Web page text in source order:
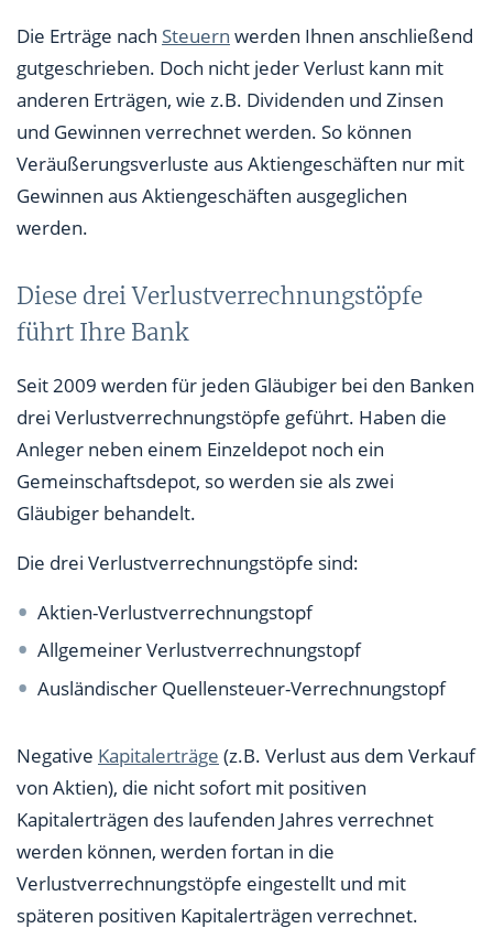
Die Erträge nach Steuern werden Ihnen anschließend
gutgeschrieben. Doch nicht jeder Verlust kann mit
anderen Erträgen, wie z.B. Dividenden und Zinsen
und Gewinnen verrechnet werden. So können
Veräußerungsverluste aus Aktiengeschäften nur mit
Gewinnen aus Aktiengeschäften ausgeglichen
werden.
Diese drei Verlustverrechnungstöpfe
führt Ihre Bank
Seit 2009 werden für jeden Gläubiger bei den Banken
drei Verlustverrechnungstöpfe geführt. Haben die
Anleger neben einem Einzeldepot noch ein
Gemeinschaftsdepot, so werden sie als zwei
Gläubiger behandelt.
Die drei Verlustverrechnungstöpfe sind:
Aktien-Verlustverrechnungstopf
Allgemeiner Verlustverrechnungstopf
Ausländischer Quellensteuer-Verrechnungstopf
Negative Kapitalerträge (z.B. Verlust aus dem Verkauf
von Aktien), die nicht sofort mit positiven
Kapitalerträgen des laufenden Jahres verrechnet
werden können, werden fortan in die
Verlustverrechnungstöpfe eingestellt und mit
späteren positiven Kapitalerträgen verrechnet.